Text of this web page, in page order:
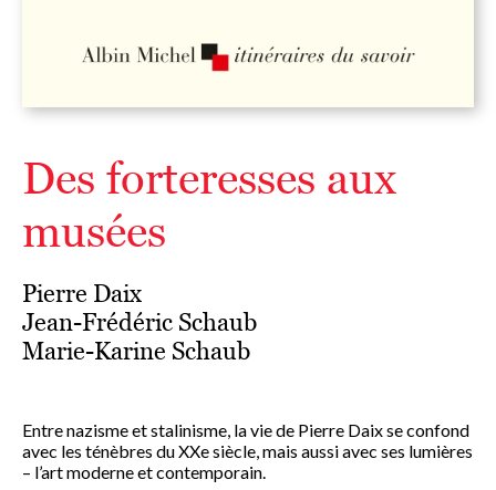
Des forteresses aux
musées
Pierre Daix
Jean-Frédéric Schaub
Marie-Karine Schaub
Entre nazisme et stalinisme, la vie de Pierre Daix se confond
avec les ténèbres du XXe siècle, mais aussi avec ses lumières
– l’art moderne et contemporain.